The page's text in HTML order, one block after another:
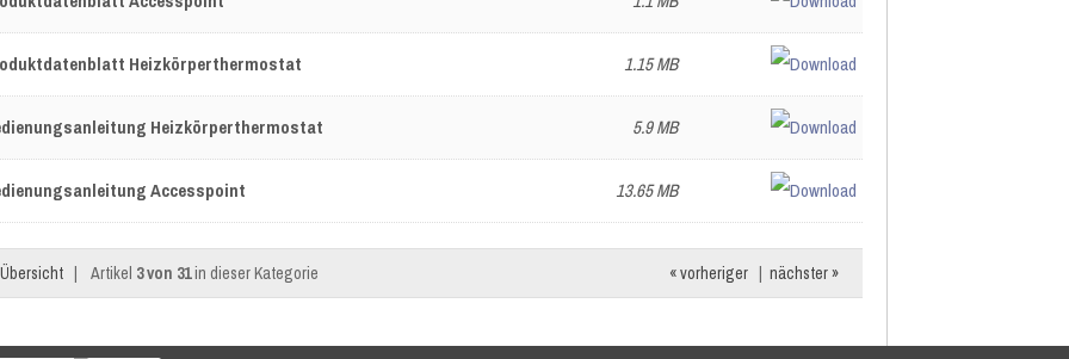
Heizkörperthermostat 1.15 MB
Heizkörperthermostat 5.9 MB
Accesspoint 13.65 MB
Übersicht | Artikel 3 von 31in dieser Kategorie « vorheriger | nächster »